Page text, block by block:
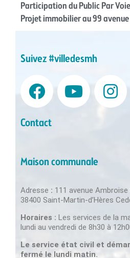
Participation du Public Par
Projet immobilier au 99
Suivez #villedesmh
Contact
Maison communale
Adresse : 111 avenue
38400 Saint-Martin-d’Hères
Horaires : Les services de la
lundi au vendredi de 8h30 à
Le service état civil et
fermé le lundi matin.